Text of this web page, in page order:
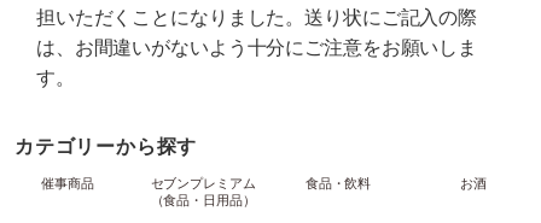
担いただくことになりました。送り状にご記入の際
は、お間違いがないよう十分にご注意をお願いしま
す。
カテゴリーから探す
催事商品
セブンプレミアム
（食品・日用品）
食品・飲料 お酒